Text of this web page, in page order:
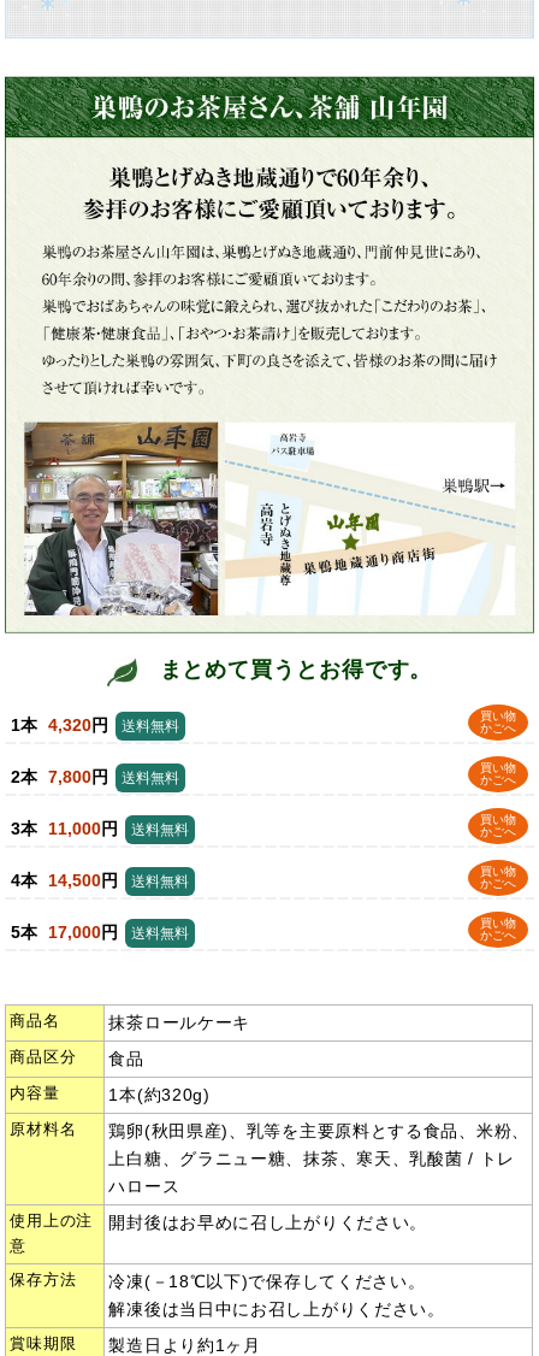
まとめて買うとお得です。
1本 4,320円
買い物
かごへ
送料無料
2本 7,800円
買い物
かごへ
送料無料
3本 11,000円
買い物
かごへ
送料無料
4本 14,500円
買い物
かごへ
送料無料
5本 17,000円
買い物
かごへ
送料無料
商品名 抹茶ロールケーキ
商品区分 食品
内容量 1本(約320g)
原材料名
鶏卵(秋田県産)、乳等を主要原料とする食品、米粉、
上白糖、グラニュー糖、抹茶、寒天、乳酸菌 / トレ
ハロース
使用上の注
意
開封後はお早めに召し上がりください。
保存方法
冷凍(－18℃以下)で保存してください。
解凍後は当日中にお召し上がりください。
賞味期限 製造日より約1ヶ月